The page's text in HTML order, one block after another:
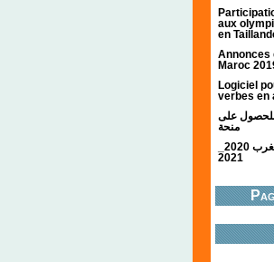
aux
en
Annonces
Maroc
Logiciel
verbes en
للحصول على
منحة
2021